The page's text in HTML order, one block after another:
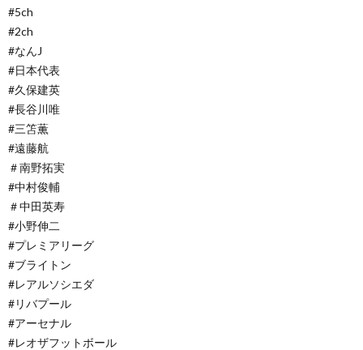
#5ch
#2ch
#なんJ
#日本代表
#久保建英
#長谷川唯
#三笘薫
#遠藤航
＃南野拓実
#中村俊輔
＃中田英寿
#小野伸二
#プレミアリーグ
#ブライトン
#レアルソシエダ
#リバプール
#アーセナル
#レオザフットボール